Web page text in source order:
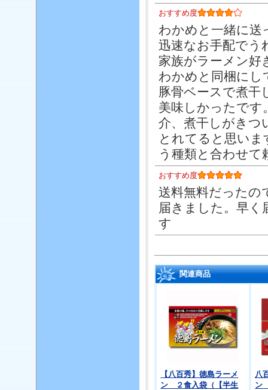
おすすめ度
わかめと一緒に送
迅速なお手配でう
家族がラーメン好
わかめと同梱にし
豚骨ベースで煮干
美味しかったです
介、煮干しがきつ
とれてると思い
う種類と合わせて
おすすめ度
送料無料だったの
届きました。早く
す
関連商品
【八百秀】徳島ラーメ
ン ２食入袋（【半生
八
ン